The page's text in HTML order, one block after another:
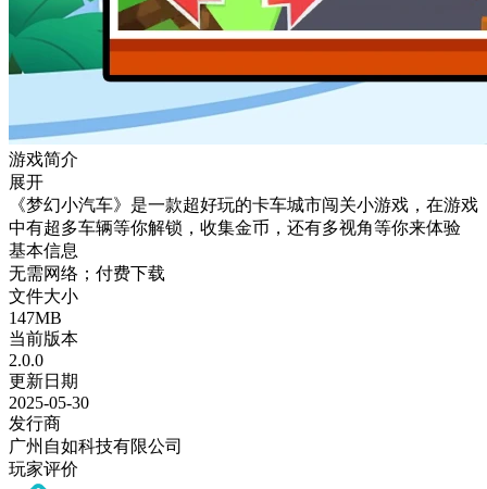
游戏简介
展开
《梦幻小汽车》是一款超好玩的卡车城市闯关小游戏，在游戏
中有超多车辆等你解锁，收集金币，还有多视角等你来体验
基本信息
无需网络；付费下载
文件大小
147MB
当前版本
2.0.0
更新日期
2025-05-30
发行商
广州自如科技有限公司
玩家评价